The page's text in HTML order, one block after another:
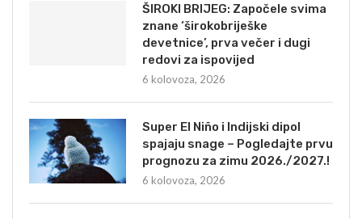
ŠIROKI BRIJEG: Započele svima
znane ‘širokobriješke
devetnice’, prva večer i dugi
redovi za ispovijed
6 kolovoza, 2026
Super El Niño i Indijski dipol
spajaju snage – Pogledajte prvu
prognozu za zimu 2026./2027.!
6 kolovoza, 2026